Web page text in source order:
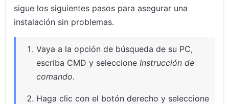
sigue los siguientes pasos para asegurar una
instalación sin problemas.
Vaya a la opción de búsqueda de su PC,
escriba CMD y seleccione Instrucción de
comando.
Haga clic con el botón derecho y seleccione